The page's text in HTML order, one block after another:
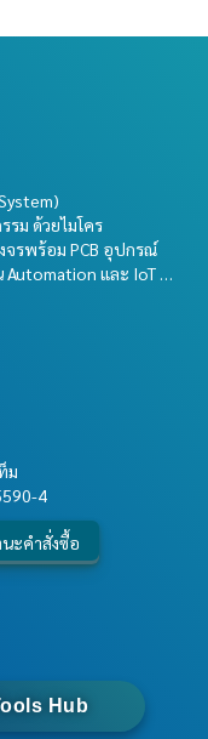
ม ด้วยไมโคร
จรพร้อม PCB อุปกรณ์
และ IoT …
ม
4
ะคำสั่งซื้อ
Hub